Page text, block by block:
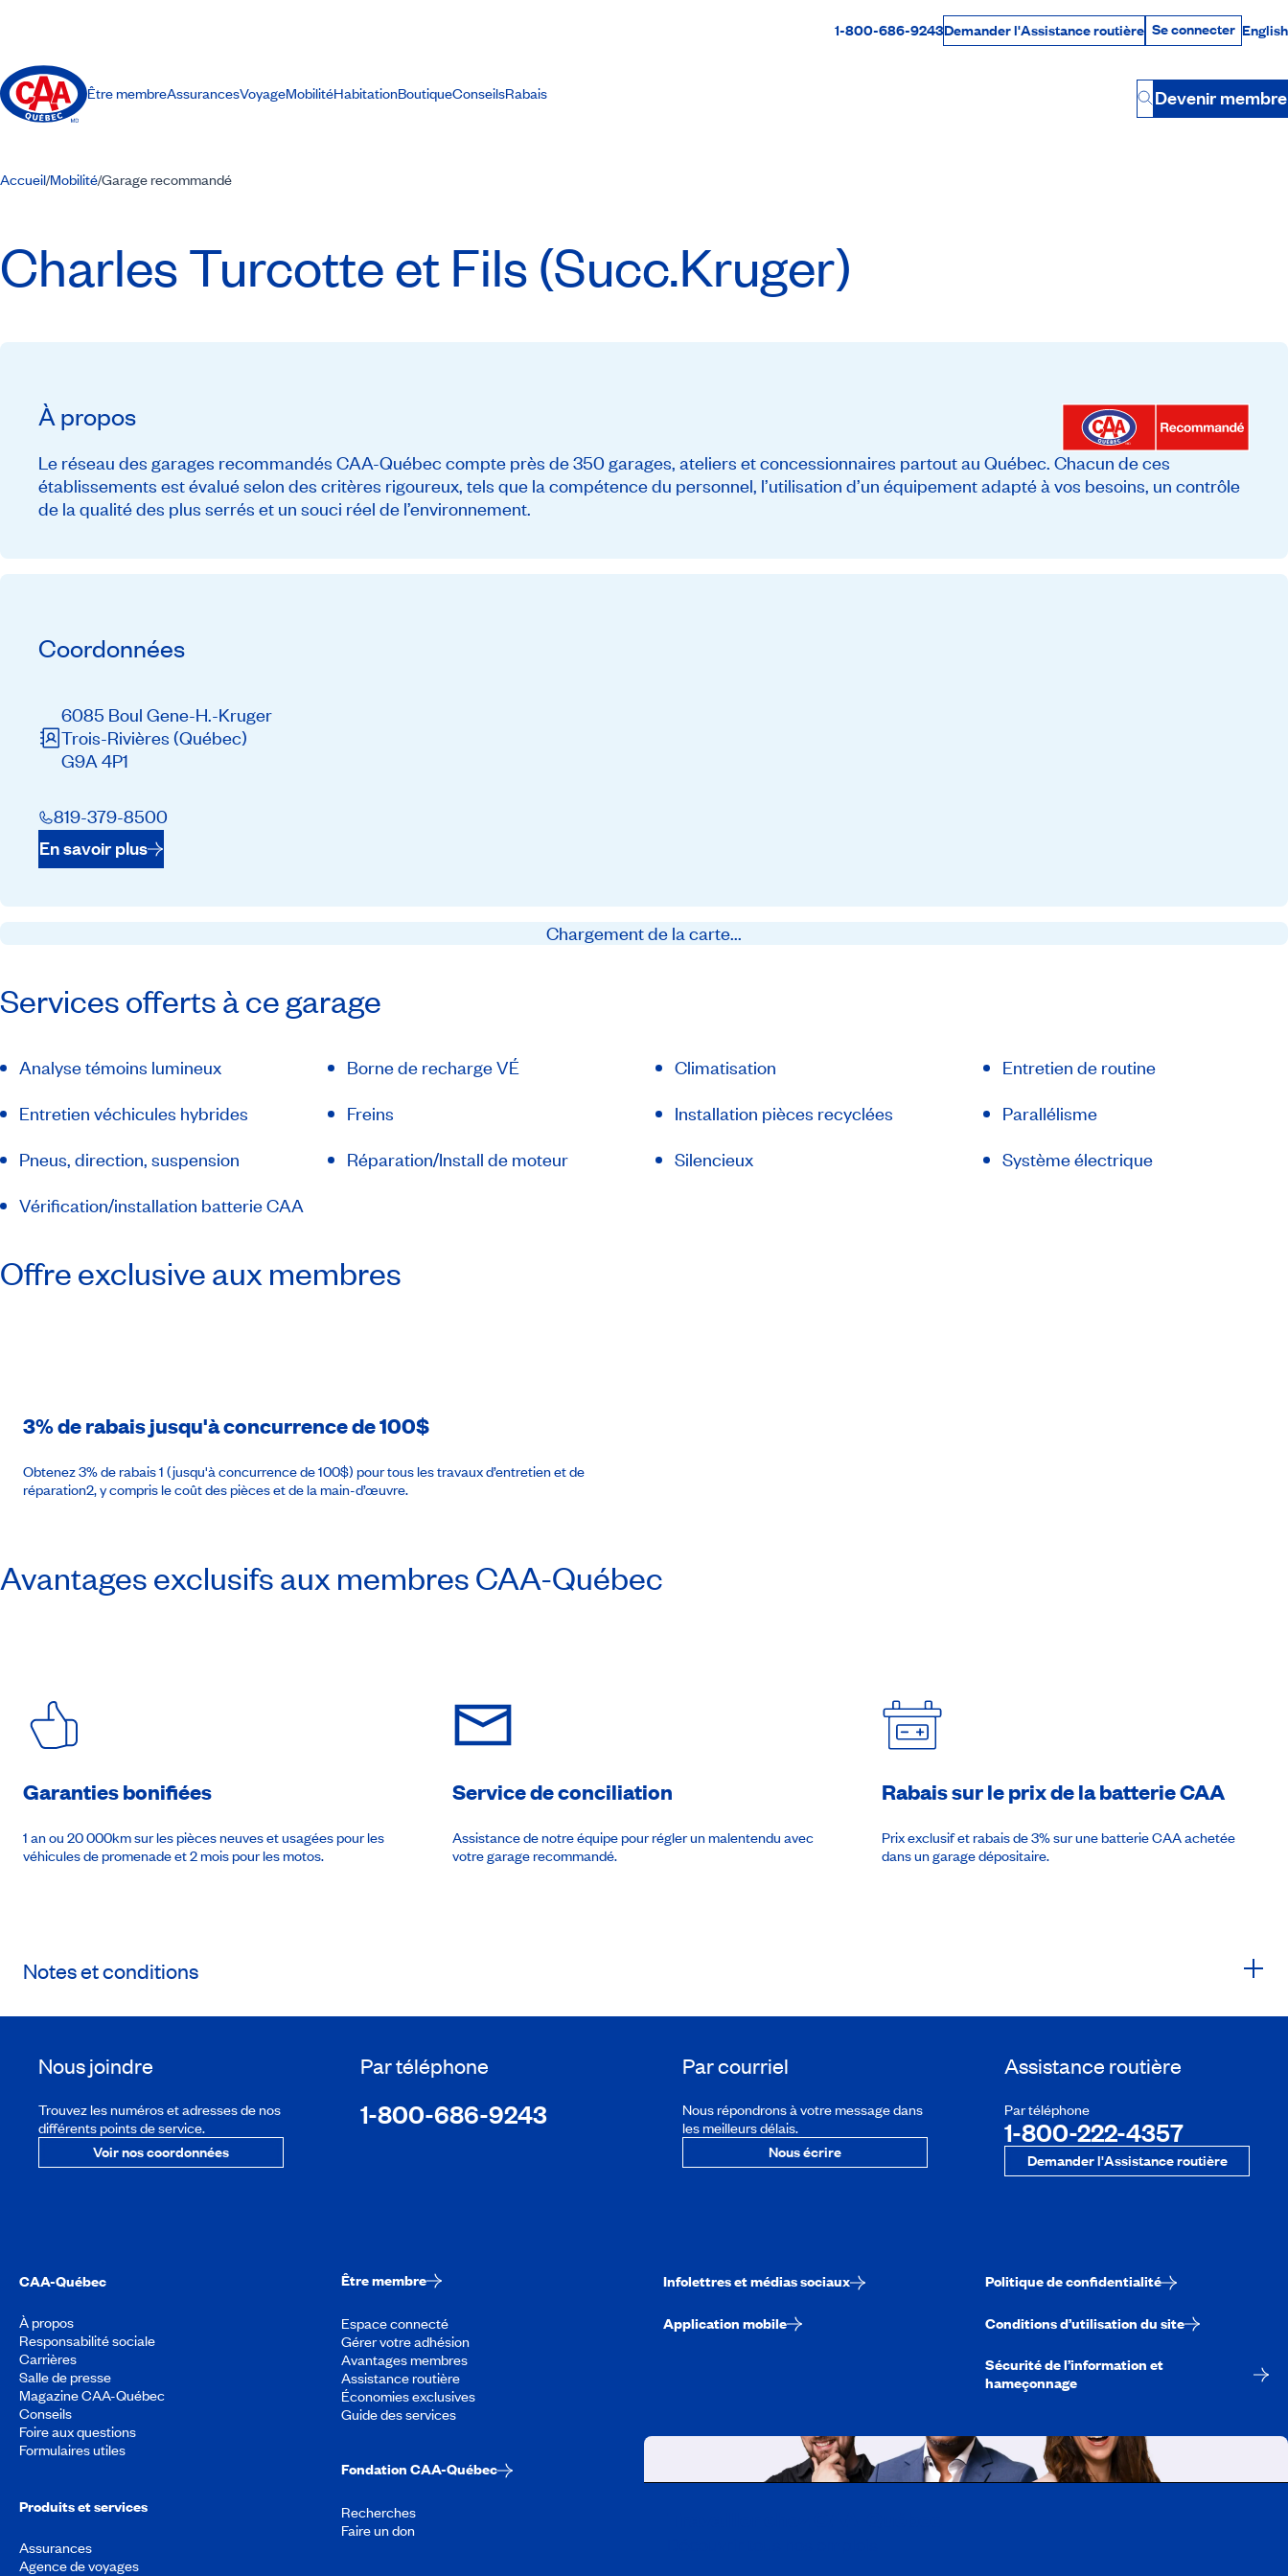
Par téléphone
1-800-686-9243Demander l'Assistance routière Se connecter
Se connecter English
Être membreAssurancesVoyageMobilitéHabitationBoutiqueConseilsRabais
Button
Devenir membre
Accueil/Mobilité/Garage recommandé
Charles Turcotte et Fils (Succ.Kruger)
Recommandé par CAA-Québec
À propos
Le réseau des garages recommandés CAA-Québec compte près de 350 garages, ateliers et concessionnaires partout au Québec. Chacun de ces
établissements est évalué selon des critères rigoureux, tels que la compétence du personnel, l’utilisation d’un équipement adapté à vos besoins, un contrôle
de la qualité des plus serrés et un souci réel de l’environnement.
Coordonnées
6085 Boul Gene-H.-Kruger
Trois-Rivières (Québec)
G9A 4P1
819-379-8500
En savoir plus
Chargement de la carte...
Services offerts à ce garage
Analyse témoins lumineux Borne de recharge VÉ Climatisation
Entretien de routine
Entretien véchicules hybrides
Freins Installation pièces recyclées
Parallélisme
Pneus, direction, suspension
Réparation/Install de moteur Silencieux
Système électrique
Vérification/installation batterie CAA
Offre exclusive aux membres
3% de rabais jusqu'à concurrence de 100$
Obtenez 3% de rabais 1 (jusqu'à concurrence de 100$) pour tous les travaux d’entretien et de
réparation2, y compris le coût des pièces et de la main-d’œuvre.
Avantages exclusifs aux membresCAA-Québec
Garanties bonifiées
1 an ou 20 000km sur les pièces neuves et usagées pour les
véhicules de promenade et 2 mois pour les motos.
Service de conciliation
Assistance de notre équipe pour régler un malentendu avec
votre garage recommandé.
Rabais sur le prix de la batterie CAA
Prix exclusif et rabais de 3% sur une batterie CAA achetée
dans un garage dépositaire.
Notes et conditions
Nous joindre
Trouvez les numéros et adresses de nos
différents points de service.
Voir nos coordonnées
Par téléphone
1-800-686-9243
Par courriel
Nous répondrons à votre message dans
les meilleurs délais.
Nous écrire
Assistance routière
Par téléphone
1-800-222-4357
Demander l'Assistance routière
CAA-Québec
À propos
Responsabilité sociale
Carrières
Salle de presse
Magazine CAA-Québec
Conseils
Foire aux questions
Formulaires utiles
Produits et services
Assurances
Agence de voyages
Être membre
Espace connecté
Gérer votre adhésion
Avantages membres
Assistance routière
Économies exclusives
Guide des services
Fondation CAA-Québec
Recherches
Faire un don
Infolettres et médias sociaux
Application mobile
Politique de confidentialité
Conditions d’utilisation du site
Sécurité de l’information et
hameçonnage